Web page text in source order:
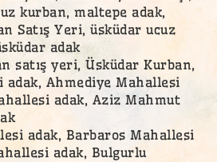
kurban, maltepe adak,
Satış Yeri, üsküdar ucuz
adak
satış yeri, Üsküdar Kurban,
adak, Ahmediye Mahallesi
adak, Aziz Mahmut
adak, Barbaros Mahallesi
adak, Bulgurlu